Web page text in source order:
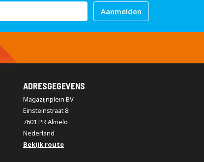
Aanmelden
ADRESGEGEVENS
Magazijnplein BV
Einsteinstraat 8
7601 PR Almelo
Nederland
Bekijk route